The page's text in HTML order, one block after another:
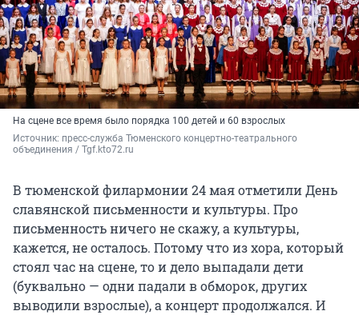
На сцене все время было порядка 100 детей и 60 взрослых
Источник: пресс-служба Тюменского концертно-театрального
объединения / Tgf.kto72.ru
В тюменской филармонии 24 мая отметили День
славянской письменности и культуры. Про
письменность ничего не скажу, а культуры,
кажется, не осталось. Потому что из хора, который
стоял час на сцене, то и дело выпадали дети
(буквально — одни падали в обморок, других
выводили взрослые), а концерт продолжался. И